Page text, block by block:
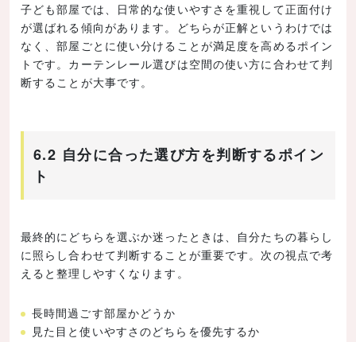
子ども部屋では、日常的な使いやすさを重視して正面付け
が選ばれる傾向があります。どちらが正解というわけでは
なく、部屋ごとに使い分けることが満足度を高めるポイン
トです。カーテンレール選びは空間の使い方に合わせて判
断することが大事です。
6.2 自分に合った選び方を判断するポイン
ト
最終的にどちらを選ぶか迷ったときは、自分たちの暮らし
に照らし合わせて判断することが重要です。次の視点で考
えると整理しやすくなります。
長時間過ごす部屋かどうか
見た目と使いやすさのどちらを優先するか